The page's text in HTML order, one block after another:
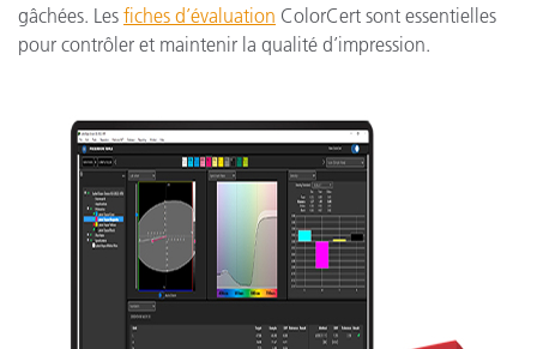
gâchées. Les fiches d’évaluation ColorCert sont essentielles
pour contrôler et maintenir la qualité d’impression.